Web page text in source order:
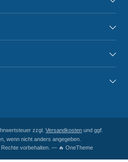
zzgl. Versandkosten und ggf.
wenn nicht anders angegeben.
vorbehalten. — 🔥 OneTheme